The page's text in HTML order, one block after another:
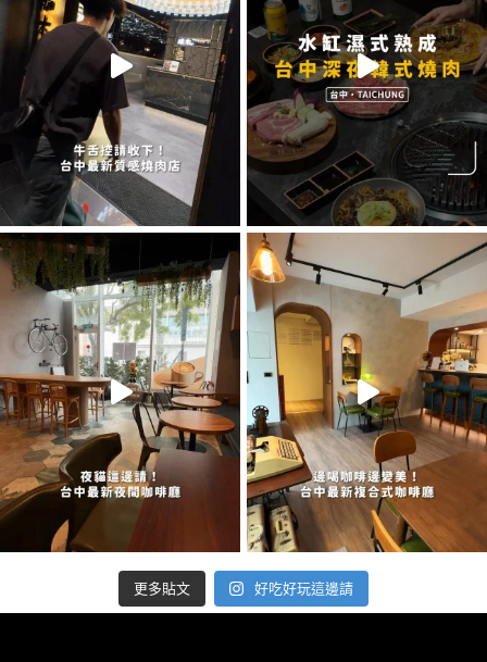
更多貼文 好吃好玩這邊請